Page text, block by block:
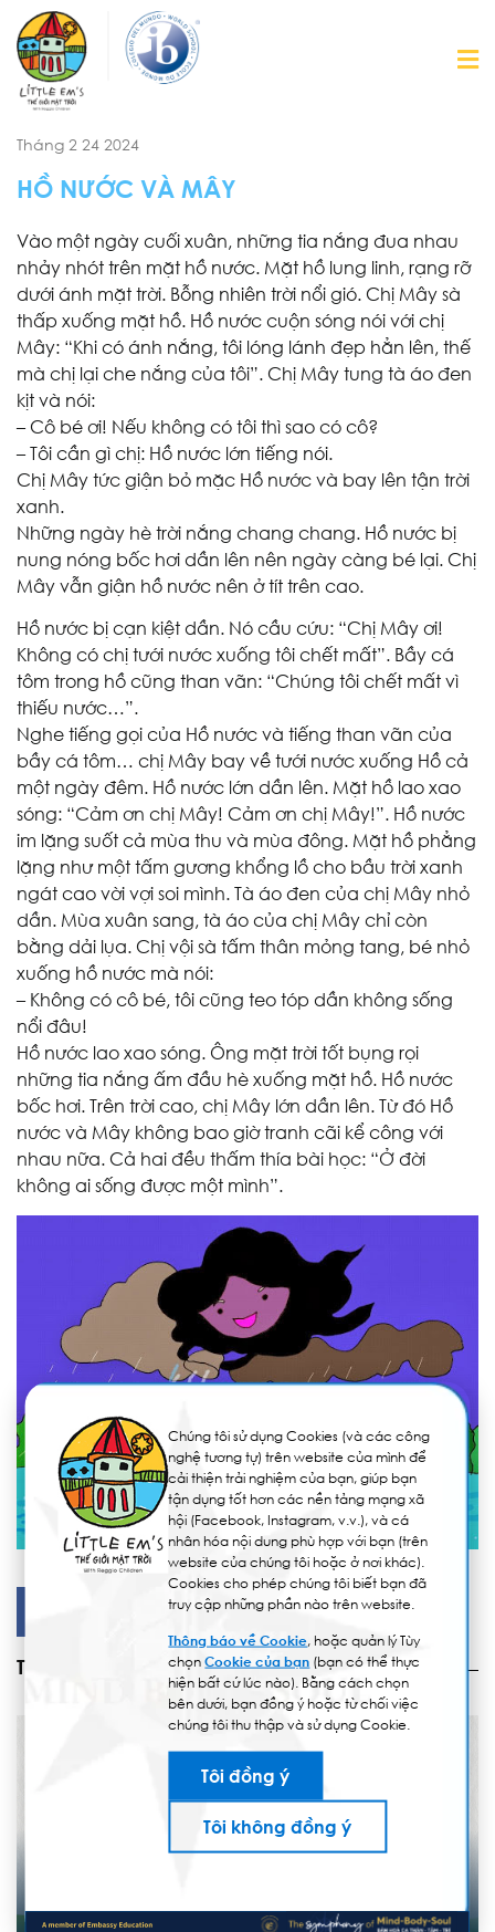
Tháng 2 24 2024
HỒ NƯỚC VÀ MÂY
Vào một ngày cuối xuân, những tia nắng đua nhau
nhảy nhót trên mặt hồ nước. Mặt hồ lung linh, rạng rỡ
dưới ánh mặt trời. Bỗng nhiên trời nổi gió. Chị Mây sà
thấp xuống mặt hồ. Hồ nước cuộn sóng nói với chị
Mây: “Khi có ánh nắng, tôi lóng lánh đẹp hẳn lên, thế
mà chị lại che nắng của tôi”. Chị Mây tung tà áo đen
kịt và nói:
– Cô bé ơi! Nếu không có tôi thì sao có cô?
– Tôi cần gì chị: Hồ nước lớn tiếng nói.
Chị Mây tức giận bỏ mặc Hồ nước và bay lên tận trời
xanh.
Những ngày hè trời nắng chang chang. Hồ nước bị
nung nóng bốc hơi dần lên nên ngày càng bé lại. Chị
Mây vẫn giận hồ nước nên ở tít trên cao.
Hồ nước bị cạn kiệt dần. Nó cầu cứu: “Chị Mây ơi!
Không có chị tưới nước xuống tôi chết mất”. Bầy cá
tôm trong hồ cũng than vãn: “Chúng tôi chết mất vì
thiếu nước…”.
Nghe tiếng gọi của Hồ nước và tiếng than vãn của
bầy cá tôm… chị Mây bay về tưới nước xuống Hồ cả
một ngày đêm. Hồ nước lớn dần lên. Mặt hồ lao xao
sóng: “Cảm ơn chị Mây! Cảm ơn chị Mây!”. Hồ nước
im lặng suốt cả mùa thu và mùa đông. Mặt hồ phẳng
lặng như một tấm gương khổng lồ cho bầu trời xanh
ngát cao vời vợi soi mình. Tà áo đen của chị Mây nhỏ
dần. Mùa xuân sang, tà áo của chị Mây chỉ còn
bằng dải lụa. Chị vội sà tấm thân mỏng tang, bé nhỏ
xuống hồ nước mà nói:
– Không có cô bé, tôi cũng teo tóp dần không sống
nổi đâu!
Hồ nước lao xao sóng. Ông mặt trời tốt bụng rọi
những tia nắng ấm đầu hè xuống mặt hồ. Hồ nước
bốc hơi. Trên trời cao, chị Mây lớn dần lên. Từ đó Hồ
nước và Mây không bao giờ tranh cãi kể công với
nhau nữa. Cả hai đều thấm thía bài học: “Ở đời
không ai sống được một mình”.
LinkedIn
Tin tức
BẬC TIỂU HỌC
Chúng tôi sử dụng Cookies (và các công
nghệ tương tự) trên website của mình để
cải thiện trải nghiệm của bạn, giúp bạn
tận dụng tốt hơn các nền tảng mạng xã
hội (Facebook, Instagram, v.v.), và cá
nhân hóa nội dung phù hợp với bạn (trên
website của chúng tôi hoặc ở nơi khác).
Cookies cho phép chúng tôi biết bạn đã
truy cập những phần nào trên website.
Thông báo về Cookie, hoặc quản lý Tùy
chọnCookie của bạn (bạn có thể thực
hiện bất cứ lúc nào). Bằng cách chọn
bên dưới, bạn đồng ý hoặc từ chối việc
chúng tôi thu thập và sử dụng Cookie.
Tôi đồng ý
Tôi không đồng ý